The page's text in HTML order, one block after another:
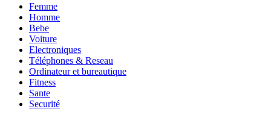
Femme
Homme
Bebe
Voiture
Electroniques
Téléphones & Reseau
Ordinateur et bureautique
Fitness
Sante
Securité